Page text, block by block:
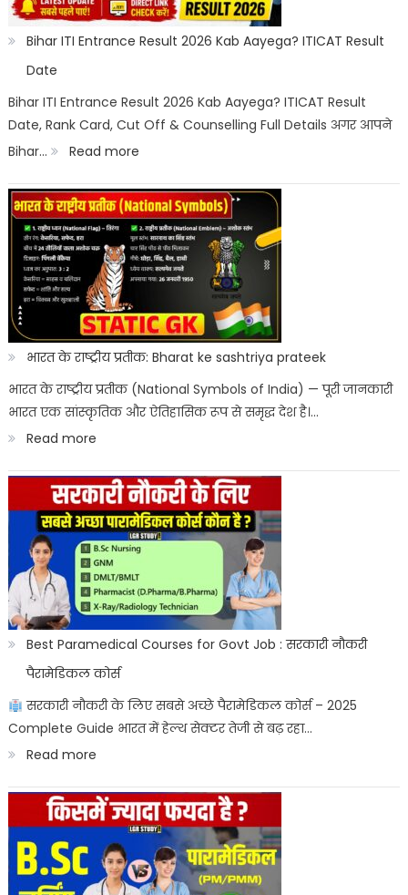
Wise:
Expected
Rank
List
Merit
List
Bihar ITI Entrance Result 2026 Kab Aayega? ITICAT Result
Date
Bihar ITI Entrance Result 2026 Kab Aayega? ITICAT Result
Date, Rank Card, Cut Off & Counselling Full Details अगर आपने
Bihar…
Read more:
Bihar
ITI
Entrance
Result
Kab
Aayega?
ITICAT
Result
भारत के राष्ट्रीय प्रतीक: Bharat ke sashtriya prateek
भारत के राष्ट्रीय प्रतीक (National Symbols of India) — पूरी जानकारी
भारत एक सांस्कृतिक और ऐतिहासिक रूप से समृद्ध देश है।…
Read more:
भारत
के
राष्ट्रीय
प्रतीक:
Bharat
ke
sashtriya
prateek
Best Paramedical Courses for Govt Job : सरकारी नौकरी
पैरामेडिकल कोर्स
सरकारी नौकरी के लिए सबसे अच्छे पैरामेडिकल कोर्स – 2025
Complete Guide भारत में हेल्थ सेक्टर तेजी से बढ़ रहा…
Read more:
Best
Paramedical
Courses
for